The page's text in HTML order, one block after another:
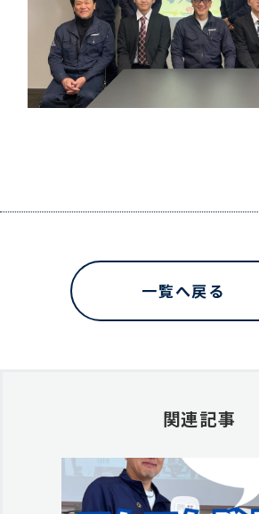
一覧へ戻る
関連記事